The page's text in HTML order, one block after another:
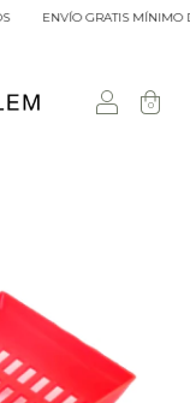
ENVÍO GRATIS MÍNIMO
0